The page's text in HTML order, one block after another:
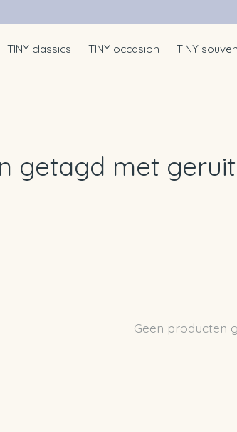
TINY classics TINY occasion TINY
getagd met
Geen producten